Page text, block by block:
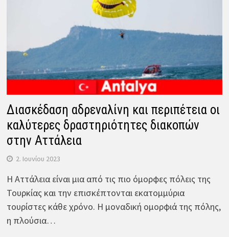
Διασκέδαση αδρεναλίνη και περιπέτεια οι
καλύτερες δραστηριότητες διακοπών
στην Αττάλεια
2. Ιουνίου 2023
Η Αττάλεια είναι μια από τις πιο όμορφες πόλεις της
Τουρκίας και την επισκέπτονται εκατομμύρια
τουρίστες κάθε χρόνο. Η μοναδική ομορφιά της πόλης,
η πλούσια…